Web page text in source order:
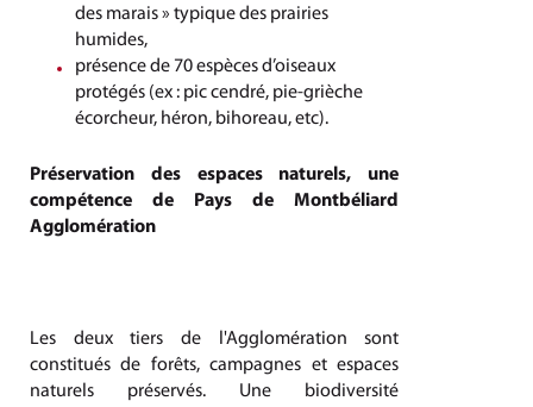
des marais » typique des prairies
humides,
présence de 70 espèces d’oiseaux
protégés (ex : pic cendré, pie-grièche
écorcheur, héron, bihoreau, etc).
Préservation des espaces naturels, une
compétence de Pays de Montbéliard
Agglomération
Les deux tiers de l'Agglomération sont
constitués de forêts, campagnes et espaces
naturels préservés. Une biodiversité